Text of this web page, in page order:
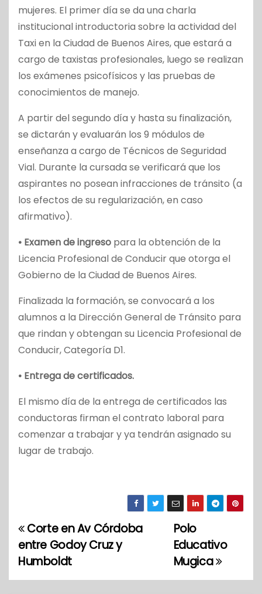
mujeres. El primer día se da una charla
institucional introductoria sobre la actividad del
Taxi en la Ciudad de Buenos Aires, que estará a
cargo de taxistas profesionales, luego se realizan
los exámenes psicofísicos y las pruebas de
conocimientos de manejo.
A partir del segundo día y hasta su finalización,
se dictarán y evaluarán los 9 módulos de
enseñanza a cargo de Técnicos de Seguridad
Vial. Durante la cursada se verificará que los
aspirantes no posean infracciones de tránsito (a
los efectos de su regularización, en caso
afirmativo).
• Examen de ingreso para la obtención de la
Licencia Profesional de Conducir que otorga el
Gobierno de la Ciudad de Buenos Aires.
Finalizada la formación, se convocará a los
alumnos a la Dirección General de Tránsito para
que rindan y obtengan su Licencia Profesional de
Conducir, Categoría D1.
• Entrega de certificados.
El mismo día de la entrega de certificados las
conductoras firman el contrato laboral para
comenzar a trabajar y ya tendrán asignado su
lugar de trabajo.
N
a
v
Polo
Educativo
Mugica
Corte en Av Córdoba
entre Godoy Cruz y
Humboldt